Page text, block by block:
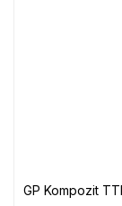
GP Kompozit